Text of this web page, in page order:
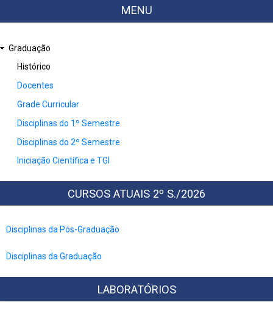
MENU
Graduação
Histórico
Docentes
Grade Curricular
Disciplinas do 1º Semestre
Disciplinas do 2º Semestre
Iniciação Científica e TGI
CURSOS ATUAIS 2º S./2026
Disciplinas da Pós-Graduação
Disciplinas da Graduação
LABORATÓRIOS